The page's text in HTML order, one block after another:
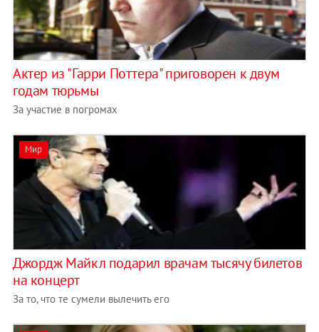
Актер из "Гарри Поттера" приговорен к двум
годам тюрьмы
За участие в погромах
Мир
Джордж Майкл подарил врачам тысячу билетов
на концерт
За то, что те сумели вылечить его